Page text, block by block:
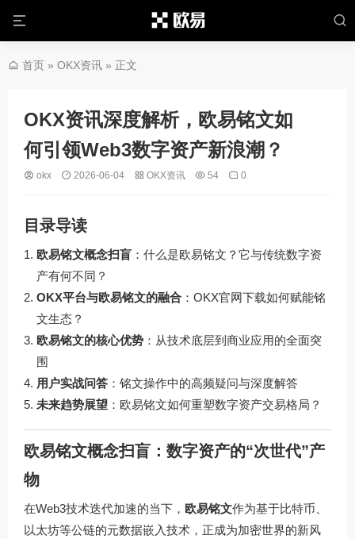
首页 » OKX资讯 » 正文
OKX资讯深度解析，欧易铭文如
何引领Web3数字资产新浪潮？
okx 2026-06-04 OKX资讯 54 0
目录导读
欧易铭文概念扫盲 ：什么是欧易铭文？它与传统数字资
产有何不同？
OKX平台与欧易铭文的融合 ：OKX官网下载如何赋能铭
文生态？
欧易铭文的核心优势 ：从技术底层到商业应用的全面突
围
用户实战问答 ：铭文操作中的高频疑问与深度解答
未来趋势展望 ：欧易铭文如何重塑数字资产交易格局？
欧易铭文概念扫盲：数字资产的“次世代”产
物
在Web3技术迭代加速的当下， 欧易铭文作为基于比特币、
以太坊等公链的元数据嵌入技术，正成为加密世界的新风